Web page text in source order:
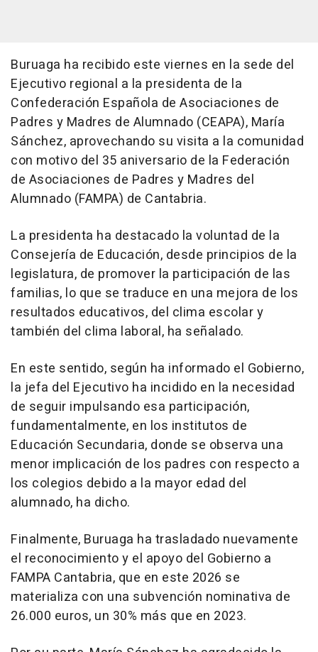
Buruaga ha recibido este viernes en la sede del
Ejecutivo regional a la presidenta de la
Confederación Española de Asociaciones de
Padres y Madres de Alumnado (CEAPA), María
Sánchez, aprovechando su visita a la comunidad
con motivo del 35 aniversario de la Federación
de Asociaciones de Padres y Madres del
Alumnado (FAMPA) de Cantabria.
La presidenta ha destacado la voluntad de la
Consejería de Educación, desde principios de la
legislatura, de promover la participación de las
familias, lo que se traduce en una mejora de los
resultados educativos, del clima escolar y
también del clima laboral, ha señalado.
En este sentido, según ha informado el Gobierno,
la jefa del Ejecutivo ha incidido en la necesidad
de seguir impulsando esa participación,
fundamentalmente, en los institutos de
Educación Secundaria, donde se observa una
menor implicación de los padres con respecto a
los colegios debido a la mayor edad del
alumnado, ha dicho.
Finalmente, Buruaga ha trasladado nuevamente
el reconocimiento y el apoyo del Gobierno a
FAMPA Cantabria, que en este 2026 se
materializa con una subvención nominativa de
26.000 euros, un 30% más que en 2023.